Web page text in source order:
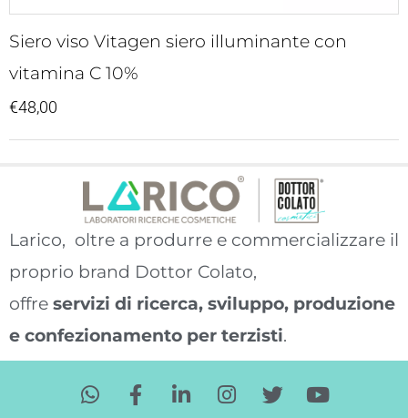
Siero viso Vitagen siero illuminante con
vitamina C 10%
€48,00
Larico, oltre a produrre e commercializzare il
proprio brand Dottor Colato,
offre servizi di ricerca, sviluppo, produzione
e confezionamento per terzisti.
W
h
F
a
i
I
n
T
w
Y
o